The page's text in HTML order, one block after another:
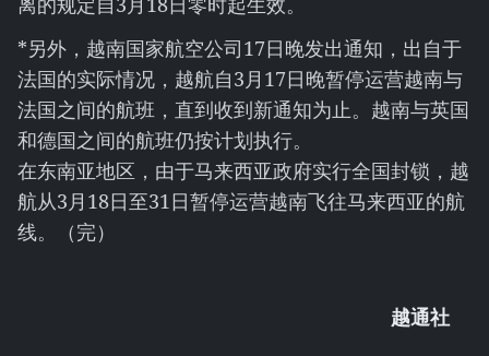
*另外，越南国家航空公司17日晚发出通知，出自于
法国的实际情况，越航自3月17日晚暂停运营越南与
法国之间的航班，直到收到新通知为止。越南与英国
和德国之间的航班仍按计划执行。
在东南亚地区，由于马来西亚政府实行全国封锁，越
航从3月18日至31日暂停运营越南飞往马来西亚的航
线。（完）
越通社